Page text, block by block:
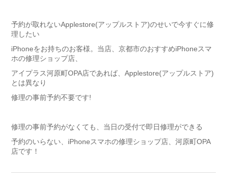
予約が取れないApplestore(アップルストア)のせいで今すぐに修
理したい
iPhoneをお持ちのお客様。当店、京都市のおすすめiPhoneスマ
ホの修理ショップ店、
アイプラス河原町OPA店であれば、Applestore(アップルストア)
とは異なり
修理の事前予約不要です!
修理の事前予約がなくても、当日の受付で即日修理ができる
予約のいらない、iPhoneスマホの修理ショップ店、河原町OPA
店です！